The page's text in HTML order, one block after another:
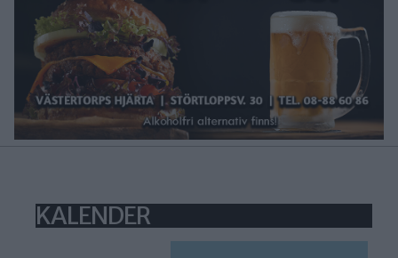
STADSDEL
PRENUMERATION
SPORT
ÅSIKTER
KONTAKT
KALENDER